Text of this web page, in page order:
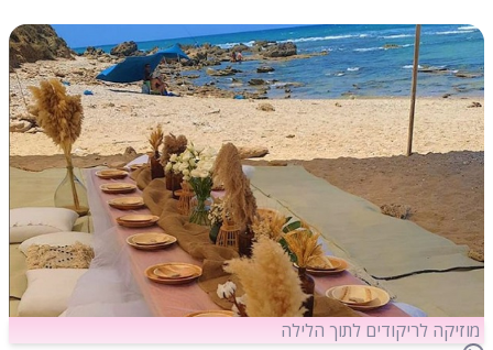
מוזיקה לריקודים לתוך הלילה